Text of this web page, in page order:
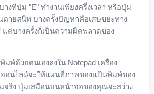
งทีปุ่ม "E" ทำงานเพียงครึ่งเวลา หรือปุ่ม
ตายสนิท บางครั้งปัญหาคือเศษขยะทาง
ต่บางครั้งก็เป็นความผิดพลาดของ
พ์ด้วยตนเองลงใน Notepad เครื่อง
อนไลน์จะให้แผนที่ภาพของแป้นพิมพ์ของ
ริง ปุ่มเสมือนบนหน้าจอของคุณจะสว่าง